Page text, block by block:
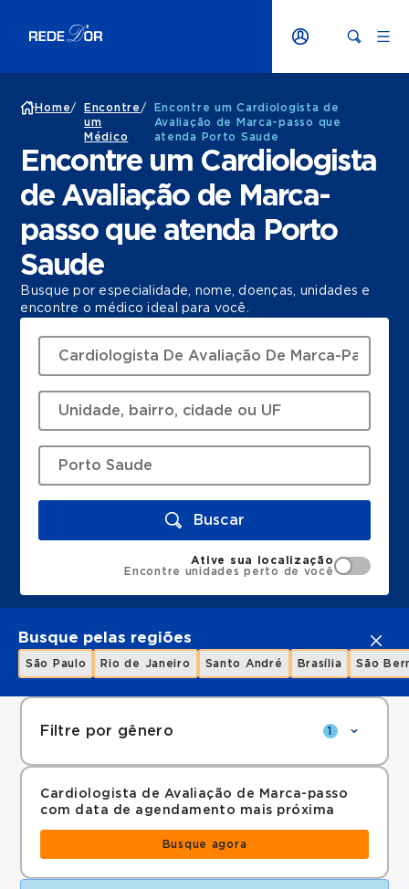
Home/
Encontre
um
Médico
/
Encontre um Cardiologista de
Avaliação de Marca-passo que
atenda Porto Saude
Encontre um Cardiologista
de Avaliação de Marca-
passo que atenda Porto
Saude
Busque por especialidade, nome, doenças, unidades e
encontre o médico ideal para você.
Buscar
Ative sua localização
Encontre unidades perto de você
Busque pelas regiões
São Paulo Rio de Janeiro Santo André Brasília São
Filtre por gênero 1
Cardiologista de Avaliação de Marca-passo
com data de agendamento mais próxima
Busque agora